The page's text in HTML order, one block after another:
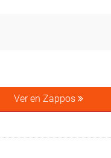
Ver en Zappos